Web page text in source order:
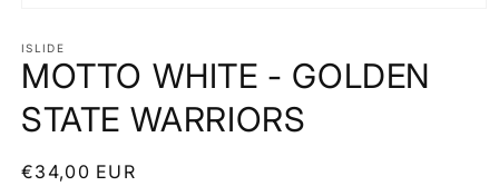
multimediali
1
in
modale
ISLIDE
MOTTO WHITE - GOLDEN
STATE WARRIORS
Prezzo
€34,00 EUR